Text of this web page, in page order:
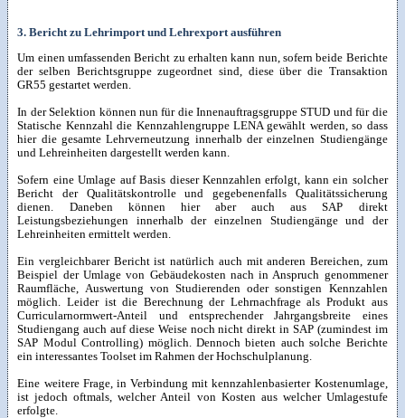
3. Bericht zu Lehrimport und Lehrexport ausführen
Um einen umfassenden Bericht zu erhalten kann nun, sofern beide Berichte
der selben Berichtsgruppe zugeordnet sind, diese über die Transaktion
GR55 gestartet werden.
In der Selektion können nun für die Innenauftragsgruppe STUD und für die
Statische Kennzahl die Kennzahlengruppe LENA gewählt werden, so dass
hier die gesamte Lehrverneutzung innerhalb der einzelnen Studiengänge
und Lehreinheiten dargestellt werden kann.
Sofern eine Umlage auf Basis dieser Kennzahlen erfolgt, kann ein solcher
Bericht der Qualitätskontrolle und gegebenenfalls Qualitätssicherung
dienen. Daneben können hier aber auch aus SAP direkt
Leistungsbeziehungen innerhalb der einzelnen Studiengänge und der
Lehreinheiten ermittelt werden.
Ein vergleichbarer Bericht ist natürlich auch mit anderen Bereichen, zum
Beispiel der Umlage von Gebäudekosten nach in Anspruch genommener
Raumfläche, Auswertung von Studierenden oder sonstigen Kennzahlen
möglich. Leider ist die Berechnung der Lehrnachfrage als Produkt aus
Curricularnormwert-Anteil und entsprechender Jahrgangsbreite eines
Studiengang auch auf diese Weise noch nicht direkt in SAP (zumindest im
SAP Modul Controlling) möglich. Dennoch bieten auch solche Berichte
ein interessantes Toolset im Rahmen der Hochschulplanung.
Eine weitere Frage, in Verbindung mit kennzahlenbasierter Kostenumlage,
ist jedoch oftmals, welcher Anteil von Kosten aus welcher Umlagestufe
erfolgte.